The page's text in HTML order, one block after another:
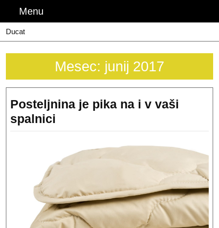
content
Menu
Ducat
Mesec: junij 2017
Posteljnina je pika na i v vaši
spalnici
je
na
v
vaši
spalnici